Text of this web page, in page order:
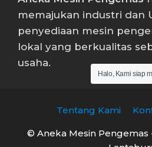
memajukan industri dan
penyediaan mesin
lokal yang berkualitas
usaha.
Tentang Kami
© Aneka Mesin Pengemas
Halo, Kami siap